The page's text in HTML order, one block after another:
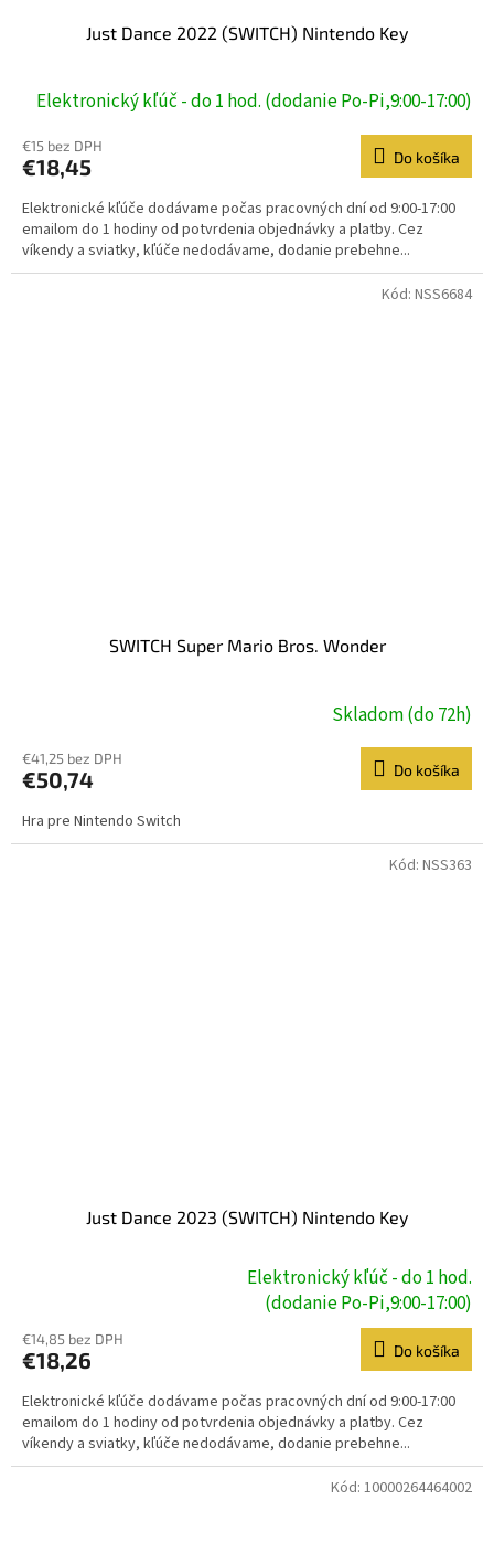
Just Dance 2022 (SWITCH) Nintendo Key
Elektronický kľúč - do 1 hod. (dodanie Po-Pi,9:00-17:00)
€15 bez DPH
€18,45 Do košíka
Elektronické kľúče dodávame počas pracovných dní od 9:00-17:00
emailom do 1 hodiny od potvrdenia objednávky a platby. Cez
víkendy a sviatky, kľúče nedodávame, dodanie prebehne...
SWITCH Super Mario Bros. Wonder
Skladom (do 72h)
€41,25 bez DPH
€50,74 Do košíka
Hra pre Nintendo Switch
Kód: NSS6684
Just Dance 2023 (SWITCH) Nintendo Key
produktu
je
z
5
hviezdičiek.
Elektronický kľúč - do 1 hod.
(dodanie Po-Pi,9:00-17:00)
€14,85 bez DPH
€18,26 Do košíka
Elektronické kľúče dodávame počas pracovných dní od 9:00-17:00
emailom do 1 hodiny od potvrdenia objednávky a platby. Cez
víkendy a sviatky, kľúče nedodávame, dodanie prebehne...
Kód: NSS363
Kód: 10000264464002